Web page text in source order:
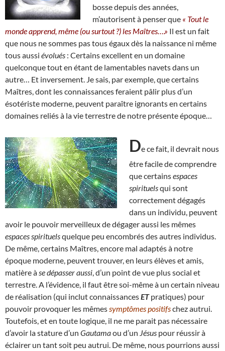
bosse depuis des années,
m’autorisent à penser que « Tout le
monde apprend, même (ou surtout ?) les Maîtres….» Il est un fait
que nous ne sommes pas tous égaux dès la naissance ni même
tous aussi évolués : Certains excellent en un domaine
quelconque tout en étant de lamentables navets dans un
autre… Et inversement. Je sais, par exemple, que certains
Maîtres, dont les connaissances feraient pâlir plus d’un
ésotériste moderne, peuvent paraître ignorants en certains
domaines reliés à la vie terrestre de notre présente époque…
De ce fait, il devrait nous
être facile de comprendre
que certainsespaces
spirituelsqui sont
correctement dégagés
dans un individu, peuvent
avoir le pouvoir merveilleux de dégager aussi les mêmes
espaces spirituelsquelque peu encombrés des autres individus.
De même, certains Maîtres, encore mal adaptés à notre
époque moderne, peuvent trouver, en leurs élèves et amis,
matière à se dépasser aussi , d’un point de vue plus social et
terrestre. A l’évidence, il faut être soi-même à un certain niveau
de réalisation (qui inclut connaissancesETpratiques) pour
pouvoir provoquer les mêmes symptômes positifschez autrui.
Toutefois, et en toute logique, il ne me parait pas nécessaire
d’avoir la stature d’un Gautamaou d’un Jésus pour réussir à
éclairer un tant soit peu autrui. De même, nous pourrions aussi